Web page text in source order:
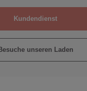
Kundendienst
Besuche unseren Laden